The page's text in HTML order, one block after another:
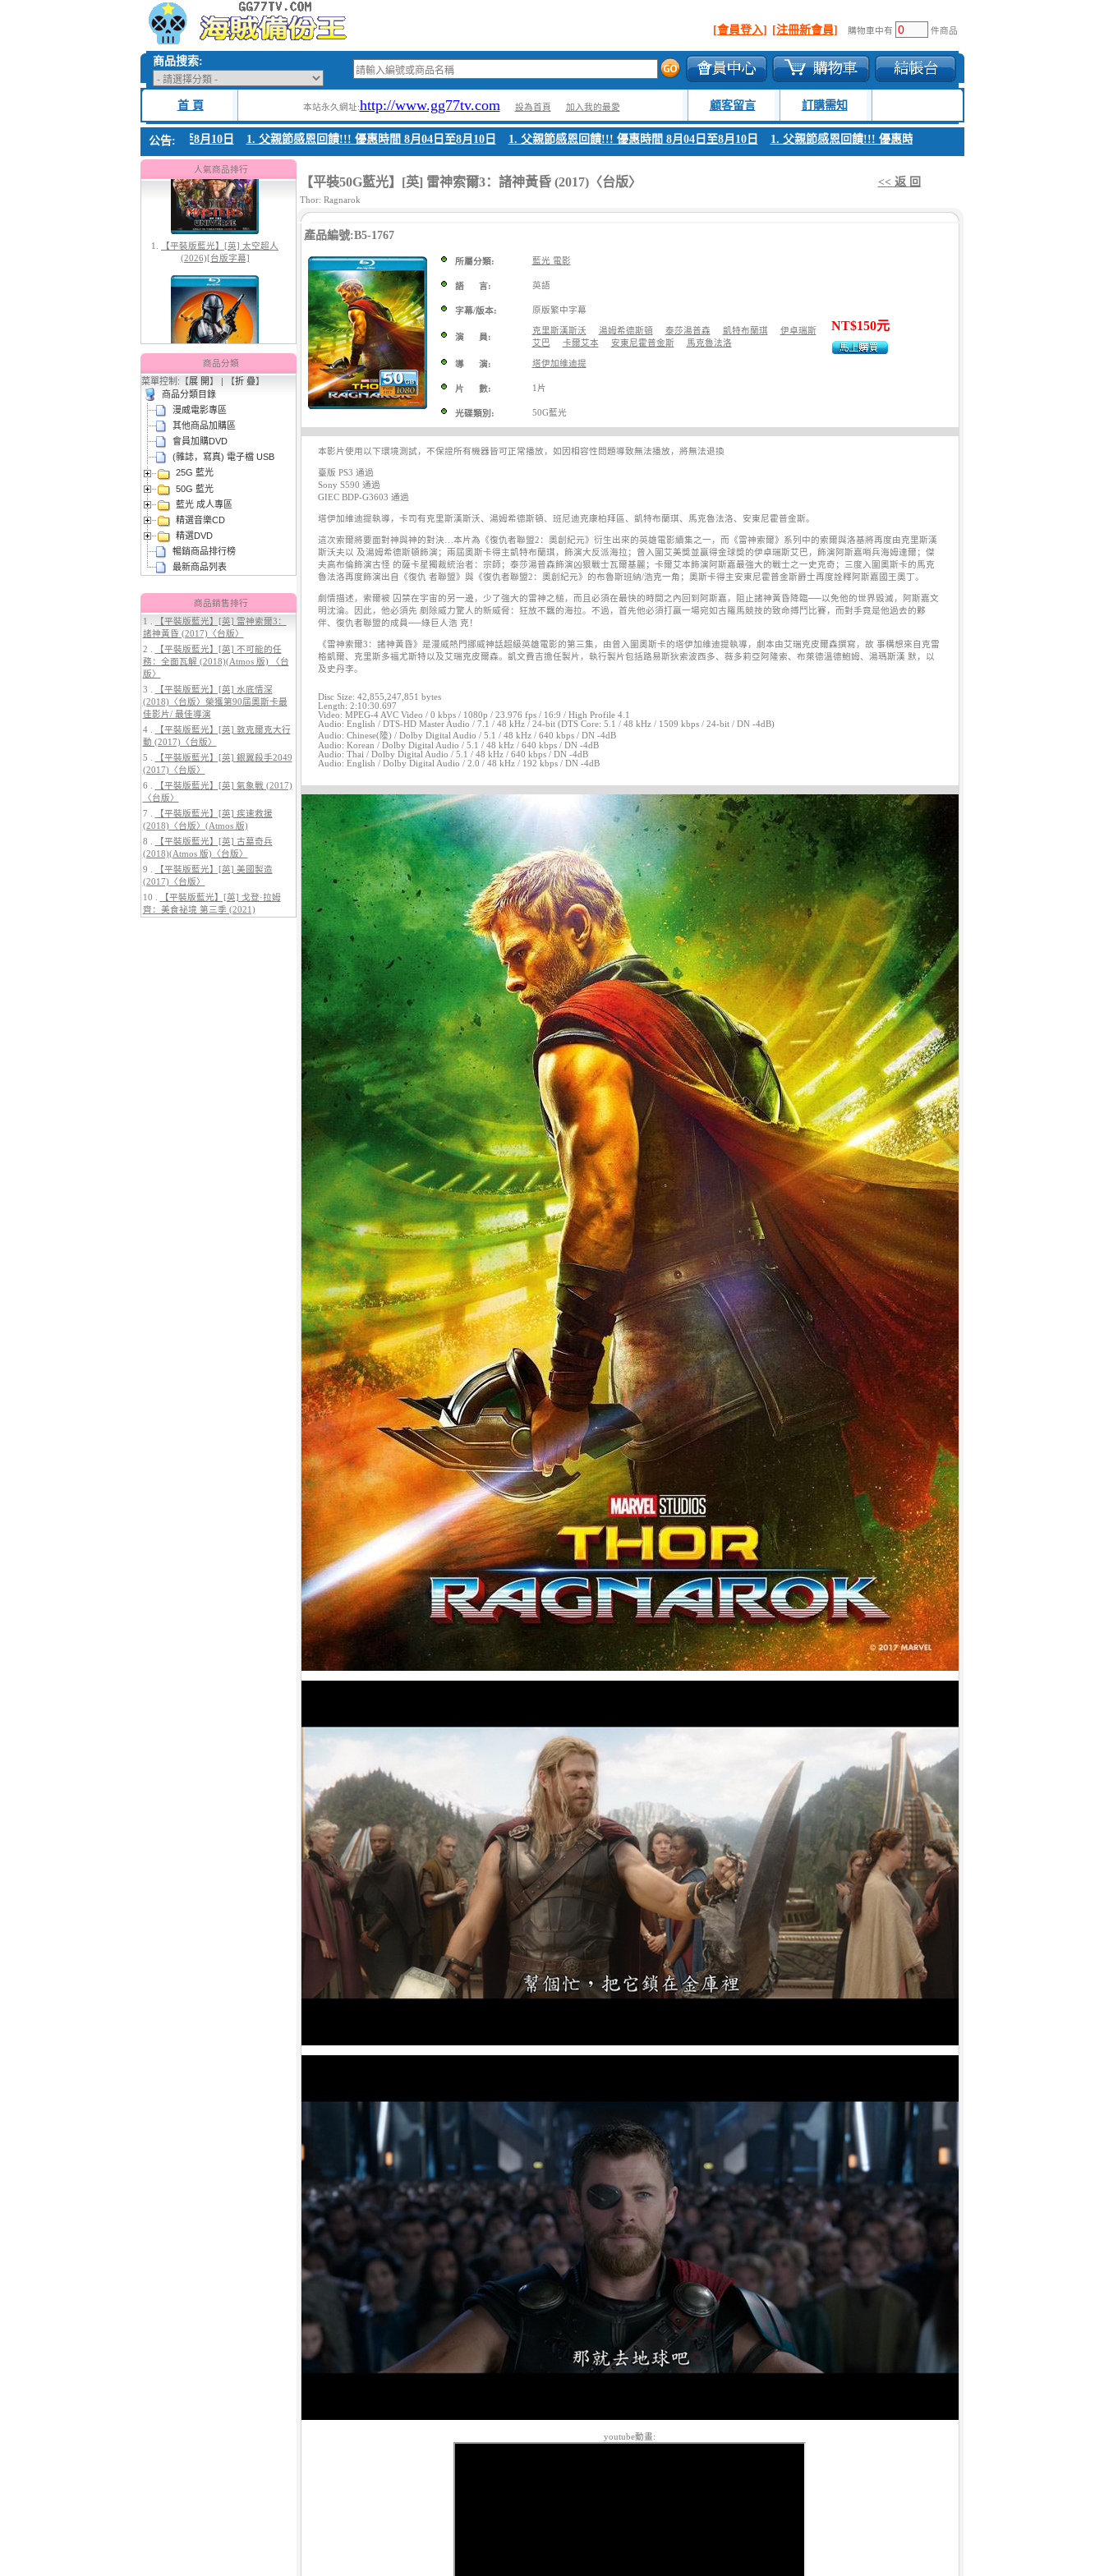
[會員登入] [注冊新會員] 購物車中有 件商品
商品搜索:
首 頁 本站永久網址:http://www.gg77tv.com 設為首頁 加入我的最愛 顧客留言 訂購需知
公告:
感恩回饋!!! 優惠時間 8月04日至8月10日 1. 父親節感恩回饋!!! 優惠時間 8月04日至8月10日 1. 父親節感恩回饋!!! 優惠時間 8月04日至8月10日 1. 父親節感恩回饋!!! 優惠時間 8月04日至8月10日
人氣商品排行
1.【平裝版藍光】[英] 太空超人
(2026)[台版字幕]
【平裝版藍光】[英] 曼達洛人與
古古 (2026)[台版字幕]
3.【平裝版藍光】[英] 阿凡達3：火
與燼 (2025)(Atmos 版)〈台版〉
4.【平裝版藍光】[英] 穿著PRADA
的惡魔 2 (2026)[台版字幕]
5.【平裝版藍光】[英] 阿凡達：水
之道 (2022)〈台版〉
商品分類
菜單控制:【展 開】 | 【折 疊】
商品分類目錄
漫威電影專區
其他商品加購區
會員加購DVD
(雜誌，寫真) 電子檔 USB
25G 藍光
50G 藍光
藍光 成人專區
精選音樂CD
精選DVD
暢銷商品排行榜
最新商品列表
商品銷售排行
1 .
【平裝版藍光】[英] 雷神索爾3：
諸神黃昏 (2017)〈台版〉
2 .
【平裝版藍光】[英] 不可能的任
務：全面瓦解 (2018)(Atmos 版) 〈台
版〉
3 .
【平裝版藍光】[英] 水底情深
(2018)〈台版〉榮獲第90屆奧斯卡最
佳影片/ 最佳導演
4 .
【平裝版藍光】[英] 敦克爾克大行
動 (2017)〈台版〉
5 .
【平裝版藍光】[英] 銀翼殺手2049
(2017)〈台版〉
6 .
【平裝版藍光】[英] 氣象戰 (2017)
〈台版〉
7 .
【平裝版藍光】[英] 疾速救援
(2018)〈台版〉(Atmos 版)
8 .
【平裝版藍光】[英] 古墓奇兵
(2018)(Atmos 版)〈台版〉
9 .
【平裝版藍光】[英] 美國製造
(2017)〈台版〉
10 .
【平裝版藍光】[英] 戈登·拉姆
齊：美食祕境 第三季 (2021)
【平裝50G藍光】[英] 雷神索爾3：諸神黃昏 (2017)〈台版〉 << 返 回
Thor: Ragnarok
產品編號:B5-1767
所屬分類: 藍光 電影
語 言: 英語
字幕/版本: 原版繁中字幕
演 員:
克里斯漢斯沃 湯姆希德斯頓 泰莎湯普森 凱特布蘭琪
伊卓瑞斯
艾巴
卡爾艾本 安東尼霍普金斯 馬克魯法洛
導 演: 塔伊加維迪提
片 數: 1片
光碟類別: 50G藍光
NT$150元
本影片使用以下環境測試，不保證所有機器皆可正常播放，如因相容性問題導致無法播放，將無法退換
臺版 PS3 通過
Sony S590 通過
GIEC BDP-G3603 通過
塔伊加維迪提執導，卡司有克里斯漢斯沃、湯姆希德斯頓、班尼迪克康柏拜區、凱特布蘭琪、馬克魯法洛、安東尼霍普金斯。
這次索爾將要面對神與神的對決…本片為《復仇者聯盟2：奧創紀元》衍生出來的英雄電影續集之一，而《雷神索爾》系列中的索爾與洛基將再度由克里斯漢
斯沃夫以 及湯姆希德斯頓飾演；兩屆奧斯卡得主凱特布蘭琪，飾演大反派海拉；曾入圍艾美獎並贏得金球獎的伊卓瑞斯艾巴，飾演阿斯嘉哨兵海姆達爾；傑
夫高布倫飾演古怪 的薩卡星獨裁統治者：宗師；泰莎湯普森飾演凶狠戰士瓦爾基麗；卡爾艾本飾演阿斯嘉最強大的戰士之一史克奇；三度入圍奧斯卡的馬克
魯法洛再度飾演出自《復仇 者聯盟》與《復仇者聯盟2：奧創紀元》的布魯斯班納/浩克一角；奧斯卡得主安東尼霍普金斯爵士再度詮釋阿斯嘉國王奧丁。
劇情描述，索爾被 囚禁在宇宙的另一邊，少了強大的雷神之槌，而且必須在最快的時間之內回到阿斯嘉，阻止諸神黃昏降臨──以免他的世界毀滅，阿斯嘉文
明沈淪。因此，他必須先 剷除威力驚人的新威脅：狂放不羈的海拉。不過，首先他必須打贏一場宛如古羅馬競技的致命搏鬥比賽，而對手竟是他過去的夥
伴、復仇者聯盟的成員──綠巨人浩 克！
《雷神索爾3：諸神黃昏》是漫威熱門挪威神話超級英雄電影的第三集，由曾入圍奧斯卡的塔伊加維迪提執導，劇本由艾瑞克皮爾森撰寫，故 事構想來自克雷
格凱爾、克里斯多福尤斯特以及艾瑞克皮爾森。凱文費吉擔任製片，執行製片包括路易斯狄索波西多、薇多莉亞阿隆索、布萊德溫德鮑姆、湯瑪斯漢 默，以
及史丹李。
Disc Size: 42,855,247,851 bytes
Length: 2:10:30.697
Video: MPEG-4 AVC Video / 0 kbps / 1080p / 23.976 fps / 16:9 / High Profile 4.1
Audio: English / DTS-HD Master Audio / 7.1 / 48 kHz / 24-bit (DTS Core: 5.1 / 48 kHz / 1509 kbps / 24-bit / DN -4dB)
Audio: Chinese(陸) / Dolby Digital Audio / 5.1 / 48 kHz / 640 kbps / DN -4dB
Audio: Korean / Dolby Digital Audio / 5.1 / 48 kHz / 640 kbps / DN -4dB
Audio: Thai / Dolby Digital Audio / 5.1 / 48 kHz / 640 kbps / DN -4dB
Audio: English / Dolby Digital Audio / 2.0 / 48 kHz / 192 kbps / DN -4dB
youtube動畫: